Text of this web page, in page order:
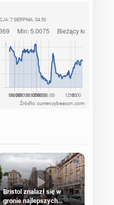
7 SIERPNIA, 04:50
Źródło: currencybeacon.com
Bristol znalazł się w
gronie najlepszych